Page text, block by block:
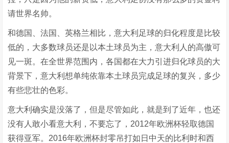
请世界名帅。
和德国、法国、英格兰相比，意大利足球的归化程度是比较
低的，大多数球员还是以本土球员为主，意大利人的高傲可
见一斑。在全世界范围内，各国都在大力引进归化球员的大
背景下，意大利想单纯依靠本土球员完成足球的复兴，多少
有些悲壮的色彩。
意大利确实是没落了，但是尽管如此，就是到了近年，也还
没有人敢小看意大利，不要忘了，2012年欧洲杯轻取德国
获得亚军。2016年欧洲杯封零吊打如日中天的比利时和西